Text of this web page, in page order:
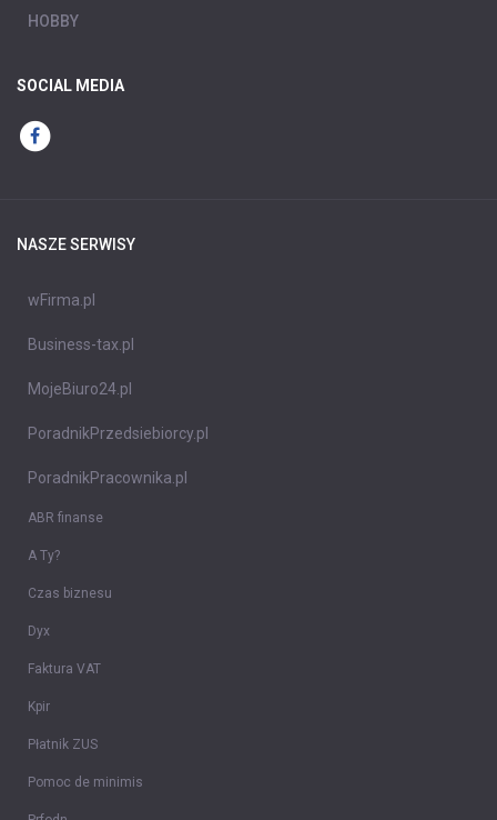
HOBBY
SOCIAL MEDIA
NASZE SERWISY
wFirma.pl
Business-tax.pl
MojeBiuro24.pl
PoradnikPrzedsiebiorcy.pl
PoradnikPracownika.pl
ABR finanse
A Ty?
Czas biznesu
Dyx
Faktura VAT
Kpir
Płatnik ZUS
Pomoc de minimis